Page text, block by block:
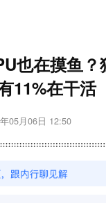
也在摸鱼
11%在干活
05月06日 12:50